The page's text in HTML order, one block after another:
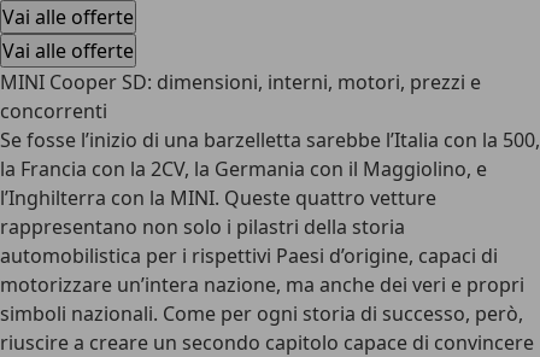
Vai alle offerte
Vai alle offerte
MINI Cooper SD: dimensioni, interni, motori, prezzi e
concorrenti
Se fosse l’inizio di una barzelletta sarebbe l’Italia con la 500,
la Francia con la 2CV, la Germania con il Maggiolino, e
l’Inghilterra con la MINI. Queste quattro vetture
rappresentano non solo i pilastri della storia
automobilistica per i rispettivi Paesi d’origine, capaci di
motorizzare un’intera nazione, ma anche dei veri e propri
simboli nazionali. Come per ogni storia di successo, però,
riuscire a creare un secondo capitolo capace di convincere